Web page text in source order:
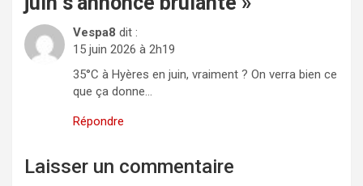
Vespa8 dit :
15 juin 2026 à 2h19
35°C à Hyères en juin, vraiment ? On verra bien ce
que ça donne…
Répondre
Laisser un commentaire